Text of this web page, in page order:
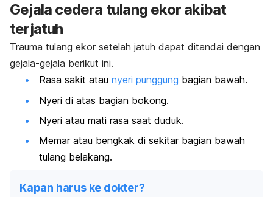
Gejala cedera tulang ekor akibat
terjatuh
Trauma tulang ekor setelah jatuh dapat ditandai dengan
gejala-gejala berikut ini.
Rasa sakit atau nyeri punggung bagian bawah.
Nyeri di atas bagian bokong.
Nyeri atau mati rasa saat duduk.
Memar atau bengkak di sekitar bagian bawah
tulang belakang.
Kapan harus ke dokter?